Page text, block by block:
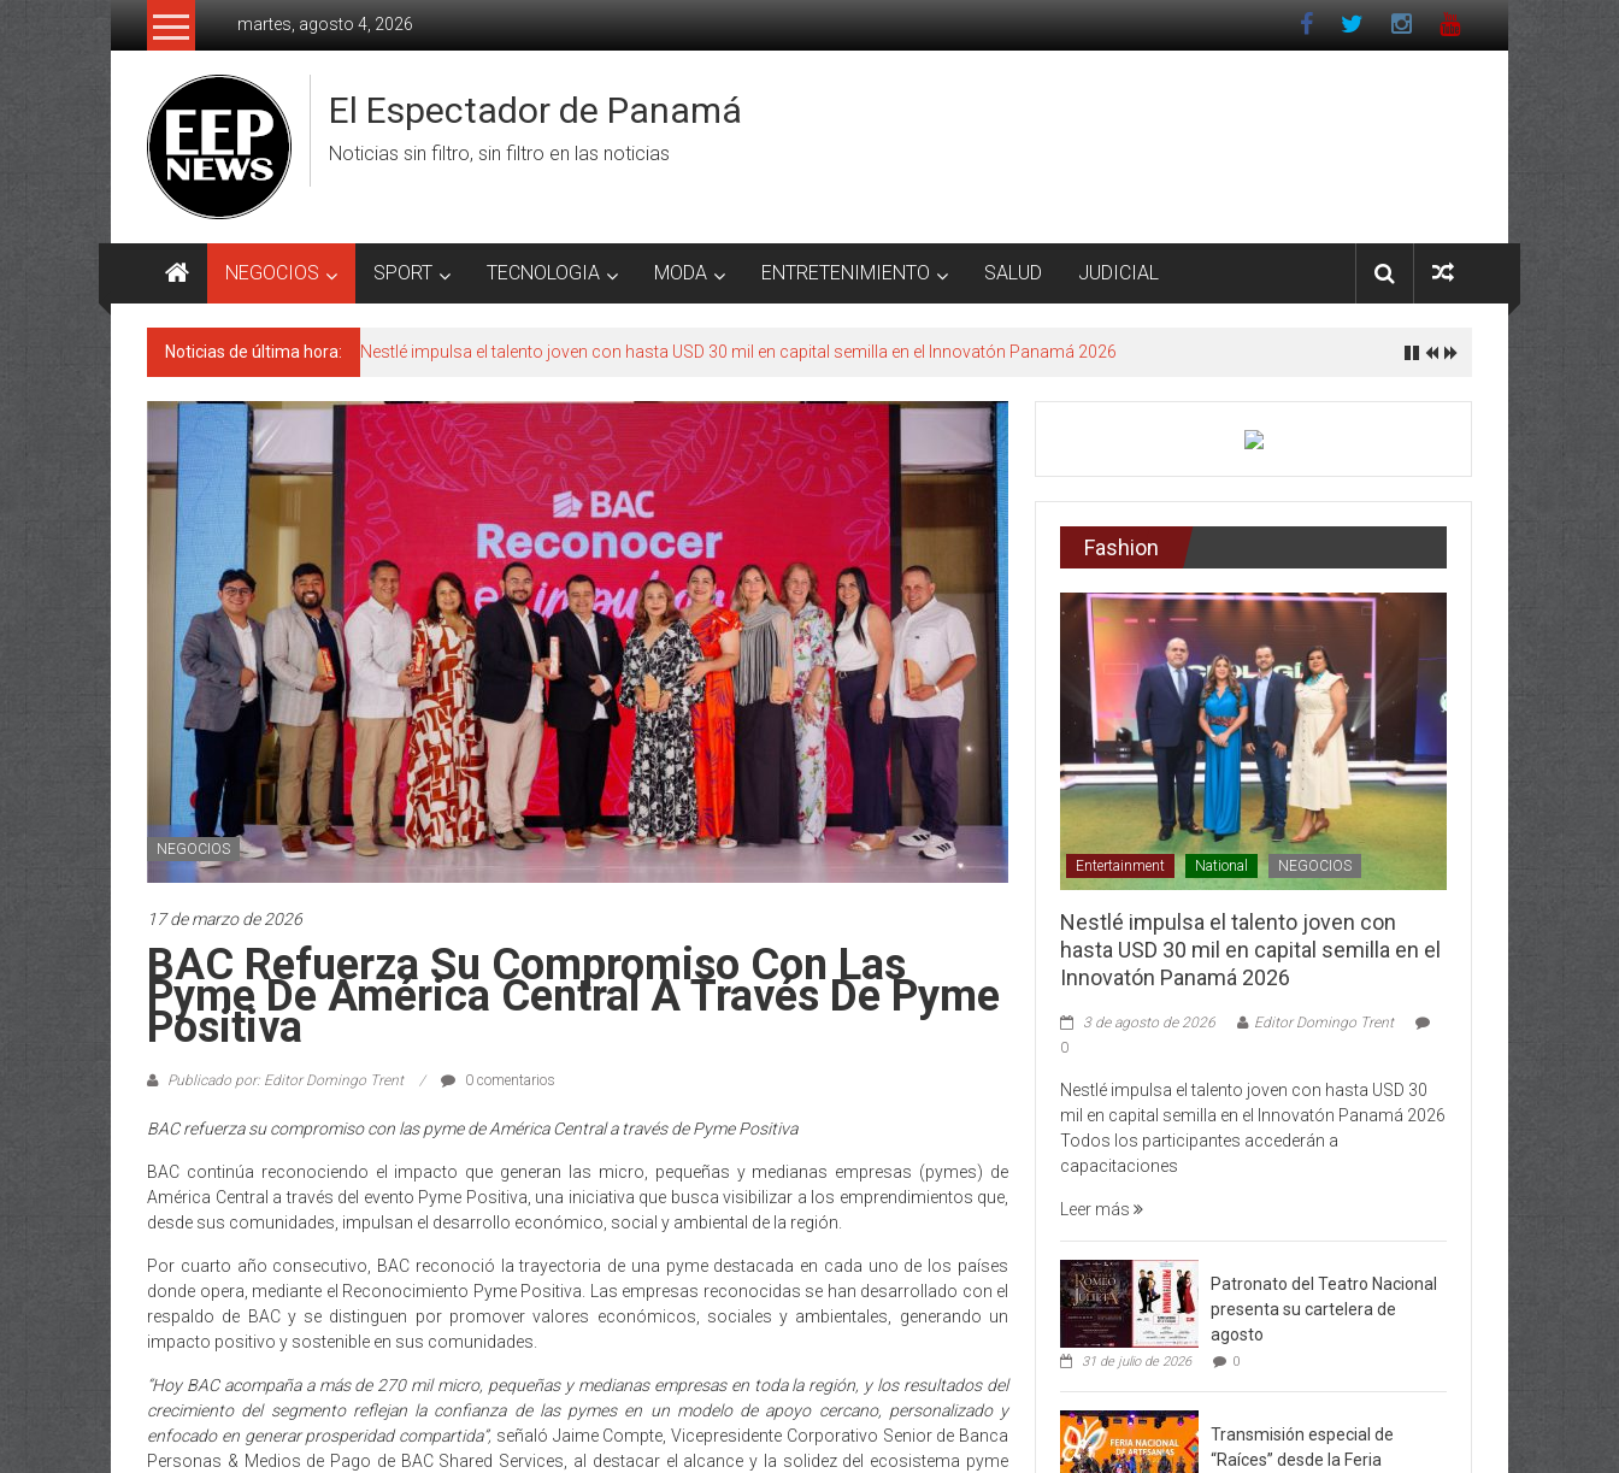
Saltar
martes, agosto 4, 2026
El Espectador de Panamá
Noticias sin filtro, sin filtro en las noticias
NEGOCIOS SPORT TECNOLOGIA MODA ENTRETENIMIENTO SALUD JUDICIAL
Noticias de última hora: Nestlé impulsa el talento joven con hasta USD 30 mil en capital semilla en el Innovatón Panamá 2026
NEGOCIOS
17 de marzo de 2026
BAC Refuerza Su Compromiso Con Las
Pyme De América Central A Través De Pyme
Positiva
Publicado por: Editor Domingo Trent 0 comentarios
BAC refuerza su compromiso con las pyme de América Central a través de Pyme Positiva
BAC continúa reconociendo el impacto que generan las micro, pequeñas y medianas empresas (pymes) de
América Central a través del evento Pyme Positiva, una iniciativa que busca visibilizar a los emprendimientos que,
desde sus comunidades, impulsan el desarrollo económico, social y ambiental de la región.
Por cuarto año consecutivo, BAC reconoció la trayectoria de una pyme destacada en cada uno de los países
donde opera, mediante el Reconocimiento Pyme Positiva. Las empresas reconocidas se han desarrollado con el
respaldo de BAC y se distinguen por promover valores económicos, sociales y ambientales, generando un
impacto positivo y sostenible en sus comunidades.
“Hoy BAC acompaña a más de 270 mil micro, pequeñas y medianas empresas en toda la región, y los resultados del
crecimiento del segmento reflejan la confianza de las pymes en un modelo de apoyo cercano, personalizado y
enfocado en generar prosperidad compartida”, señaló Jaime Compte, Vicepresidente Corporativo Senior de Banca
Personas & Medios de Pago de BAC Shared Services, al destacar el alcance y la solidez del ecosistema pyme
Fashion
Entertainment National NEGOCIOS
Nestlé impulsa el talento joven con
hasta USD 30 mil en capital semilla en el
Innovatón Panamá 2026
3 de agosto de 2026
Editor Domingo Trent
0
Nestlé impulsa el talento joven con hasta USD 30
mil en capital semilla en el Innovatón Panamá 2026
Todos los participantes accederán a
capacitaciones
Leer más
Patronato del Teatro Nacional
presenta su cartelera de
agosto
31 de julio de 2026 0
Transmisión especial de
“Raíces” desde la Feria